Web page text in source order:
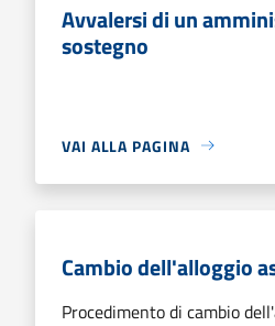
Avvalersi di un
sostegno
VAI ALLA PAGINA
Cambio dell'alloggio
Procedimento di cambio